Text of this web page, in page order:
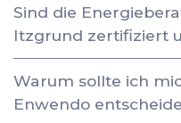
Sind die
Itzgrund zertifiziert
Warum sollte ich
Enwendo